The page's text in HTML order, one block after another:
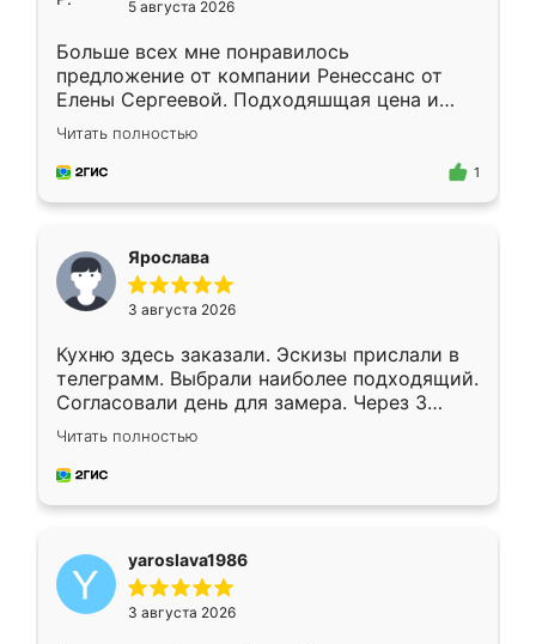
5 августа 2026
Больше всех мне понравилось
предложение от компании Ренессанс от
Елены Сергеевой. Подходяшщая цена и
короткие сроки изготовления. Приехавший
для замера сотрудник Владислав
предложил по моему эскизу самый
Читать полностью
1
Ярослава
3 августа 2026
Кухню здесь заказали. Эскизы прислали в
телеграмм. Выбрали наиболее подходящий.
Согласовали день для замера. Через 3
недели кухня была уже готова. Остались
довольны работой. Спасибо Ренессанс
мебель за качественную работу!
Читать полностью
yaroslava1986
3 августа 2026